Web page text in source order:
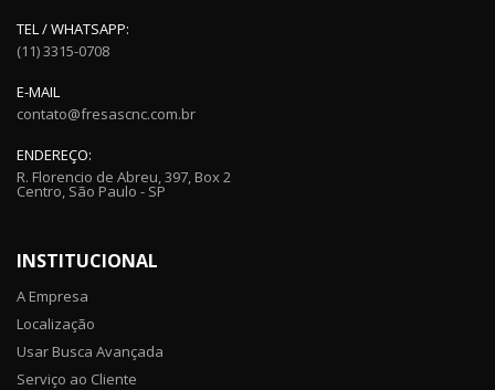
TEL / WHATSAPP:
(11) 3315-0708
E-MAIL
contato@fresascnc.com.br
ENDEREÇO:
R. Florencio de Abreu, 397, Box 2
Centro, São Paulo - SP
INSTITUCIONAL
A Empresa
Localização
Usar Busca Avançada
Serviço ao Cliente